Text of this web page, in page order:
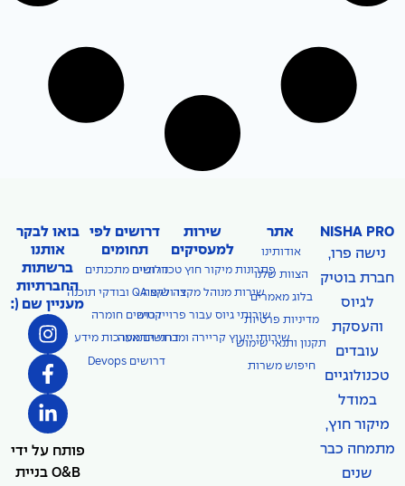
בואו לבקר
אותנו
ברשתות
החברתיות
מעניין שם (:
פותח על ידי
O&B בניית
דרושים לפי
תחומים
דרושים מתכנתים
דרושים QA ובודקי תוכנה
דרושים חומרה
דרושים מערכות מידע
דרושים Devops
שירות
למעסיקים
פתרונות מיקור חוץ טכנולוגיים
שירות מנוהל מקצה לקצה
שירותי גיוס עבור פרוייקטים
שירותי ייעוץ קריירה ומבחני התאמה
אתר
אודותינו
הצוות שלנו
בלוג מאמרים
מדיניות פרטיות
תקנון ותנאי שימוש
חיפוש משרות
NISHA PRO
נישה פרו,
חברת בוטיק
לגיוס
והעסקת
עובדים
טכנולוגיים
במודל
מיקור חוץ,
מתמחה כבר
שנים